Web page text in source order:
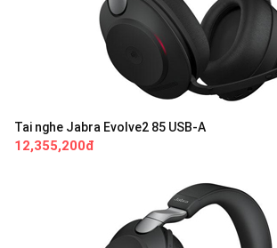
Tai nghe Jabra Evolve2 85 USB-A
12,355,200đ